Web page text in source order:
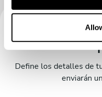
Reserva tu
Define los detalles de
enviarán